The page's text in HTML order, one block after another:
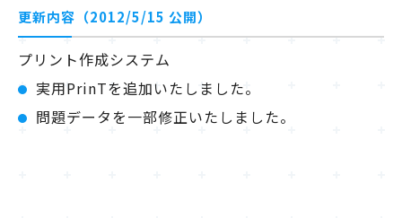
更新内容（2012/5/15 公開）
プリント作成システム
実用PrinTを追加いたしました。
問題データを一部修正いたしました。